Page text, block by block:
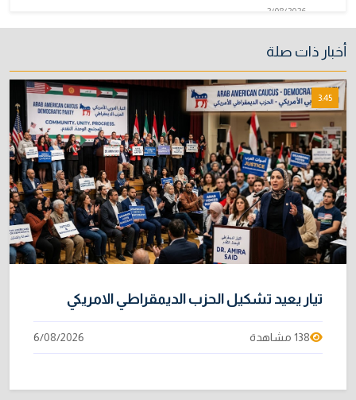
2/08/2026
3/08/2026
8
نائبة تحذر من اضطرابات بسبب تأخّر دفع رواتب
الموظفين
4/08/2026
9
خطر "إيبولا" يتضاعف.. ارتفاع عدد الإصابات
بالفيروس إلى 3748
3/08/2026
10
خبراء: 70 بالمئة من نفط الخليج لا يملك بديلاً عن
هرمز
2/08/2026
أخبار ذات صلة
3:45
تيار يعيد تشكيل الحزب الديمقراطي الامريكي
138 مشاهدة 6/08/2026